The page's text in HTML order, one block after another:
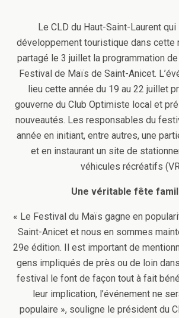
Le CLD du Haut-Saint-Laurent qui
développement touristique dans cette
partagé le 3 juillet la programmation
Festival de Maïs de Saint-Anicet.
lieu cette année du 19 au 22 juillet
gouverne du Club Optimiste local et
nouveautés. Les responsables du
année en initiant, entre autres, une
et en instaurant un site de
véhicules récréatifs
Une véritable fête
« Le Festival du Maïs gagne en
Saint-Anicet et nous en sommes
29e édition. Il est important de
gens impliqués de près ou de loin
festival le font de façon tout à fait
leur implication, l’événement ne
populaire », souligne le président du